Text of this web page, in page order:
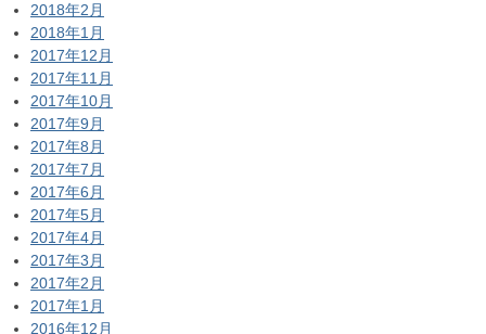
2018年2月
2018年1月
2017年12月
2017年11月
2017年10月
2017年9月
2017年8月
2017年7月
2017年6月
2017年5月
2017年4月
2017年3月
2017年2月
2017年1月
2016年12月